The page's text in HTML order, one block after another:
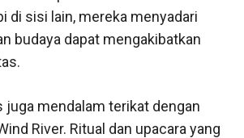
di sisi lain, mereka menyadari
budaya dapat mengakibatkan
juga mendalam terikat dengan
River. Ritual dan upacara yang